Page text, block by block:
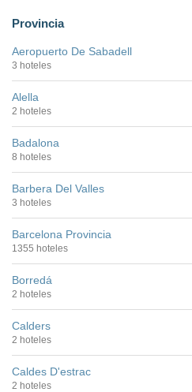
Provincia
Aeropuerto De Sabadell
3 hoteles
Alella
2 hoteles
Badalona
8 hoteles
Barbera Del Valles
3 hoteles
Barcelona Provincia
1355 hoteles
Borredá
2 hoteles
Calders
2 hoteles
Caldes D'estrac
2 hoteles